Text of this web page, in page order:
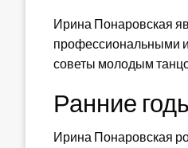
Ирина Понаровская
профессиональными
советы молодым
Ранние
Ирина Понаровская